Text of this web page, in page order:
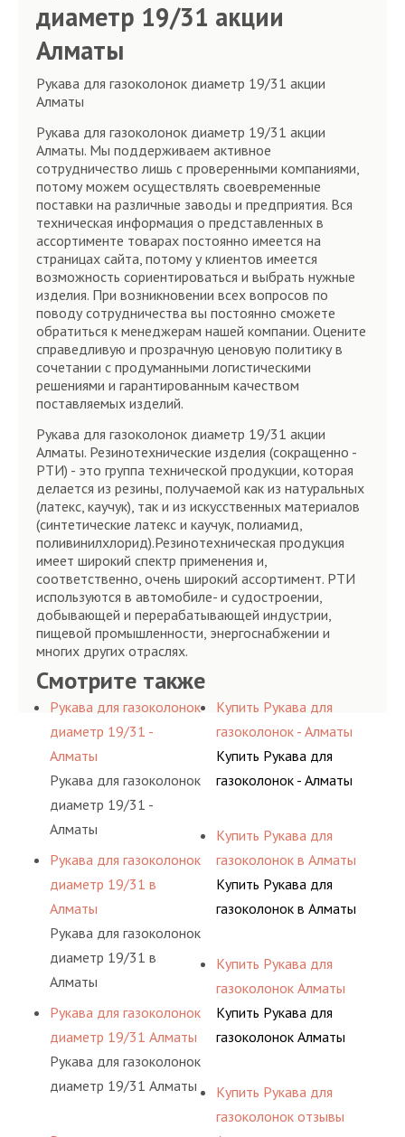
диаметр 19/31 акции
Алматы
Рукава для газоколонок диаметр 19/31 акции
Алматы
Рукава для газоколонок диаметр 19/31 акции
Алматы. Мы поддерживаем активное
сотрудничество лишь с проверенными компаниями,
потому можем осуществлять своевременные
поставки на различные заводы и предприятия. Вся
техническая информация о представленных в
ассортименте товарах постоянно имеется на
страницах сайта, потому у клиентов имеется
возможность сориентироваться и выбрать нужные
изделия. При возникновении всех вопросов по
поводу сотрудничества вы постоянно сможете
обратиться к менеджерам нашей компании. Оцените
справедливую и прозрачную ценовую политику в
сочетании с продуманными логистическими
решениями и гарантированным качеством
поставляемых изделий.
Рукава для газоколонок диаметр 19/31 акции
Алматы. Резинотехнические изделия (сокращенно -
РТИ) - это группа технической продукции, которая
делается из резины, получаемой как из натуральных
(латекс, каучук), так и из искусственных материалов
(синтетические латекс и каучук, полиамид,
поливинилхлорид).Резинотехническая продукция
имеет широкий спектр применения и,
соответственно, очень широкий ассортимент. РТИ
используются в автомобиле- и судостроении,
добывающей и перерабатывающей индустрии,
пищевой промышленности, энергоснабжении и
многих других отраслях.
Смотрите также
Рукава для газоколонок
диаметр 19/31 -
Алматы
Рукава для газоколонок
диаметр 19/31 -
Алматы
Рукава для газоколонок
диаметр 19/31 в
Алматы
Рукава для газоколонок
диаметр 19/31 в
Алматы
Рукава для газоколонок
диаметр 19/31 Алматы
Рукава для газоколонок
диаметр 19/31 Алматы
Купить Рукава для
газоколонок - Алматы
Купить Рукава для
газоколонок - Алматы
Купить Рукава для
газоколонок в Алматы
Купить Рукава для
газоколонок в Алматы
Купить Рукава для
газоколонок Алматы
Купить Рукава для
газоколонок Алматы
Купить Рукава для
газоколонок отзывы